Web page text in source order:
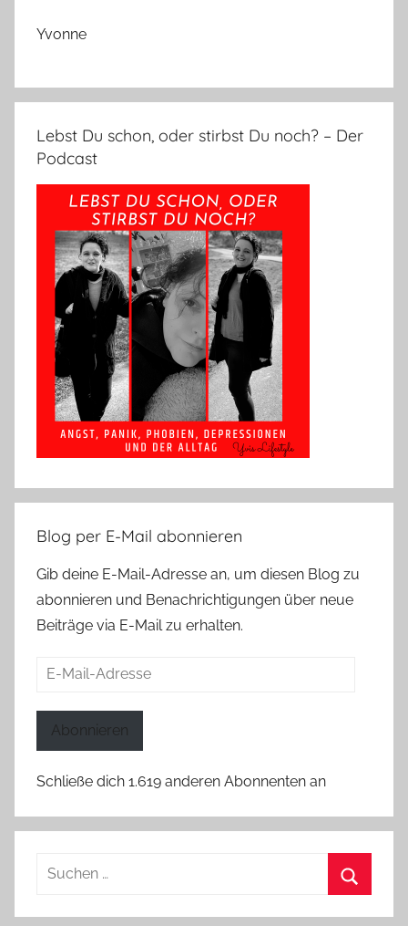
Yvonne
Lebst Du schon, oder stirbst Du noch? – Der
Podcast
Blog per E-Mail abonnieren
Gib deine E-Mail-Adresse an, um diesen Blog zu
abonnieren und Benachrichtigungen über neue
Beiträge via E-Mail zu erhalten.
E-
Abonnieren
Schließe dich 1.619 anderen Abonnenten an
Suchen